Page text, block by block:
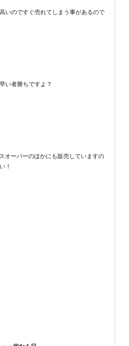
いのですぐ売れてしまう事があるので
い者勝ちですよ？
オーバーのほかにも販売していますの
！